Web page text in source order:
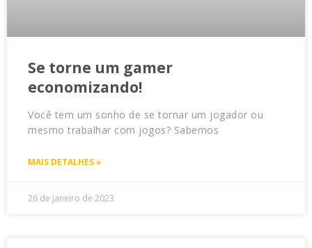
Se torne um gamer
economizando!
Você tem um sonho de se tornar um jogador ou
mesmo trabalhar com jogos? Sabemos
MAIS DETALHES »
26 de janeiro de 2023